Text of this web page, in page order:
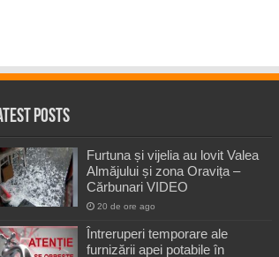
Posts
Furtuna și vijelia au lovit Valea
Almăjului și zona Oravița –
Cărbunari VIDEO
20 de ore ago
Întreruperi temporare ale
furnizării apei potabile în